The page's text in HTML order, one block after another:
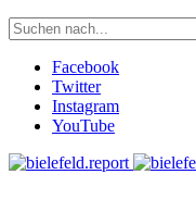
Suche
nach:
Facebook
Twitter
Instagram
YouTube